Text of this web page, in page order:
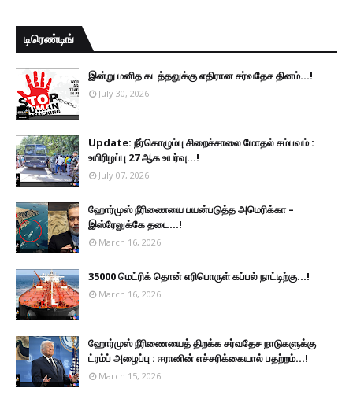
டிரெண்டிங்
இன்று மனித கடத்தலுக்கு எதிரான சர்வதேச தினம்...!
July 30, 2026
Update: நீர்கொழும்பு சிறைச்சாலை மோதல் சம்பவம் :
உயிரிழப்பு 27 ஆக உயர்வு...!
July 07, 2026
ஹோர்முஸ் நீரிணையை பயன்படுத்த அமெரிக்கா –
இஸ்ரேலுக்கே தடை...!
March 16, 2026
35000 மெட்ரிக் தொன் எரிபொருள் கப்பல் நாட்டிற்கு...!
March 16, 2026
ஹோர்முஸ் நீரிணையைத் திறக்க சர்வதேச நாடுகளுக்கு
ட்ரம்ப் அழைப்பு : ஈரானின் எச்சரிக்கையால் பதற்றம்...!
March 15, 2026